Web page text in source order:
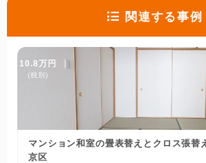
関連する事例
10.8万円
(税別)
マンション和室の畳表替えとクロス張替
京区